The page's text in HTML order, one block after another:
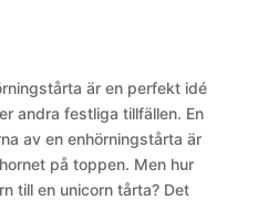
är en perfekt idé
andra festliga tillfällen. En
av en enhörningstårta är
på toppen. Men hur
till en unicorn tårta? Det